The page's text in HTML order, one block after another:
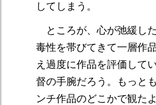
してしまう。
ところが、心が弛緩し
毒性を帯びてきて一層作
え過度に作品を評価して
督の手腕だろう。もっと
ンチ作品のどこかで観た